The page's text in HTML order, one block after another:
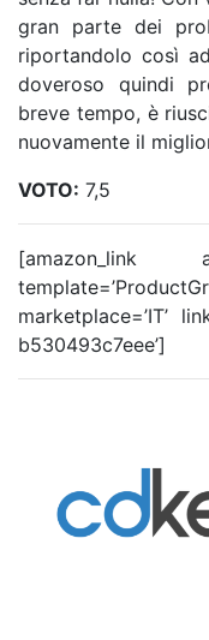
gran parte dei
riportandolo così
doveroso quindi
breve tempo, è
nuovamente il
VOTO: 7,5
[amazon_link
marketplace=’IT’
b530493c7eee’]